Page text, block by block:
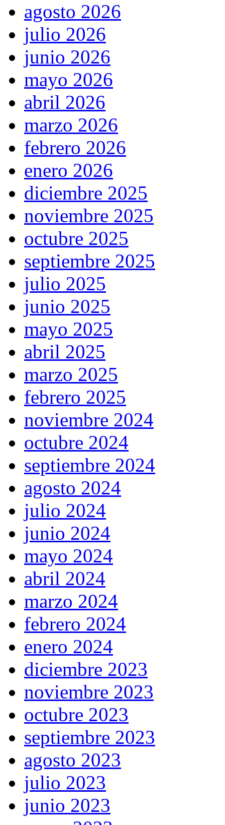
agosto 2026
julio 2026
junio 2026
mayo 2026
abril 2026
marzo 2026
febrero 2026
enero 2026
diciembre 2025
noviembre 2025
octubre 2025
septiembre 2025
julio 2025
junio 2025
mayo 2025
abril 2025
marzo 2025
febrero 2025
noviembre 2024
octubre 2024
septiembre 2024
agosto 2024
julio 2024
junio 2024
mayo 2024
abril 2024
marzo 2024
febrero 2024
enero 2024
diciembre 2023
noviembre 2023
octubre 2023
septiembre 2023
agosto 2023
julio 2023
junio 2023